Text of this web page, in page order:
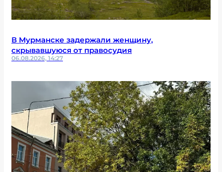
В Мурманске задержали женщину,
скрывавшуюся от правосудия
06.08.2026, 14:27